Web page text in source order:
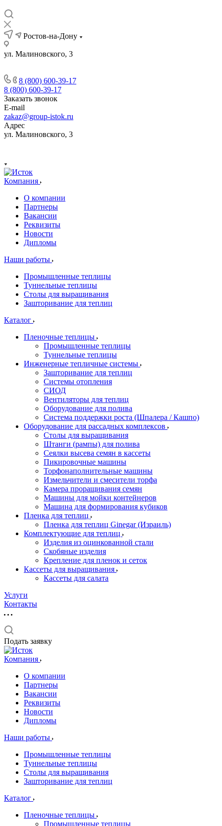
Ростов-на-Дону
ул. Малиновского, 3
8 (800) 600-39-17
8 (800) 600-39-17
Заказать звонок
E-mail
zakaz@group-istok.ru
Адрес
ул. Малиновского, 3
Компания
О компании
Партнеры
Вакансии
Реквизиты
Новости
Дипломы
Наши работы
Промышленные теплицы
Туннельные теплицы
Столы для выращивания
Зашторивание для теплиц
Каталог
Пленочные теплицы
Промышленные теплицы
Туннельные теплицы
Инженерные тепличные системы
Зашторивание для теплиц
Системы отопления
СИОД
Вентиляторы для теплиц
Оборудование для полива
Система поддержки роста (Шпалера / Кашпо)
Оборудование для рассадных комплексов
Столы для выращивания
Штанги (рампы) для полива
Сеялки высева семян в кассеты
Пикировочные машины
Торфонаполнительные машины
Измельчители и смесители торфа
Камера проращивания семян
Машины для мойки контейнеров
Машина для формирования кубиков
Пленка для теплиц
Пленка для теплиц Ginegar (Израиль)
Комплектующие для теплиц
Изделия из оцинкованной стали
Скобяные изделия
Крепление для пленок и сеток
Кассеты для выращивания
Кассеты для салата
Услуги
Контакты
Подать заявку
Компания
О компании
Партнеры
Вакансии
Реквизиты
Новости
Дипломы
Наши работы
Промышленные теплицы
Туннельные теплицы
Столы для выращивания
Зашторивание для теплиц
Каталог
Пленочные теплицы
Промышленные теплицы